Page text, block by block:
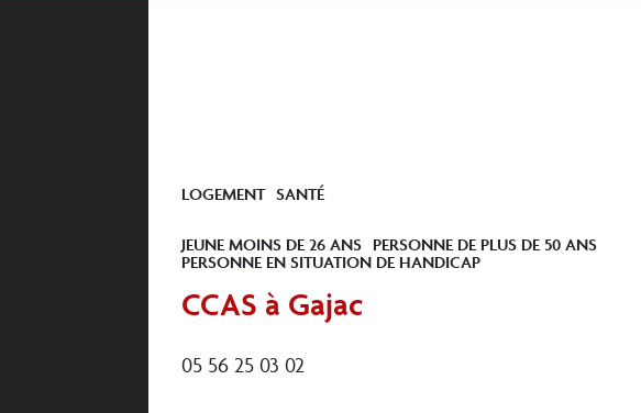
LOGEMENT SANTÉ
JEUNE MOINS DE 26 ANS PERSONNE DE PLUS DE 50 ANS
PERSONNE EN SITUATION DE HANDICAP
CCAS à Gajac
05 56 25 03 02